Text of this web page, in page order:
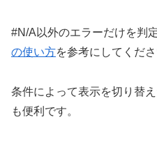
#N/A以外のエラーだけを判
の使い方を参考にしてくださ
条件によって表示を切り替え
も便利です。